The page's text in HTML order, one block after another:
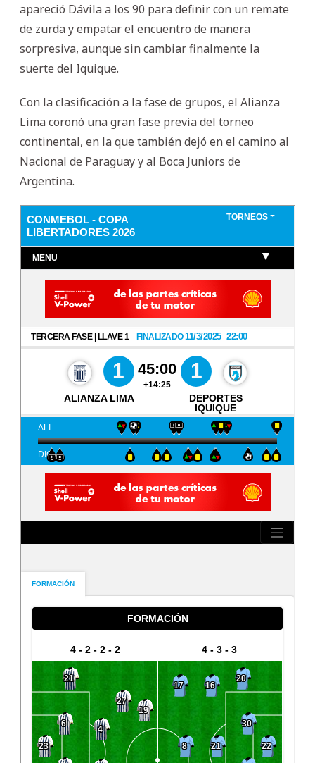
apareció Dávila a los 90 para definir con un remate
de zurda y empatar el encuentro de manera
sorpresiva, aunque sin cambiar finalmente la
suerte del Iquique.
Con la clasificación a la fase de grupos, el Alianza
Lima coronó una gran fase previa del torneo
continental, en la que también dejó en el camino al
Nacional de Paraguay y al Boca Juniors de
Argentina.